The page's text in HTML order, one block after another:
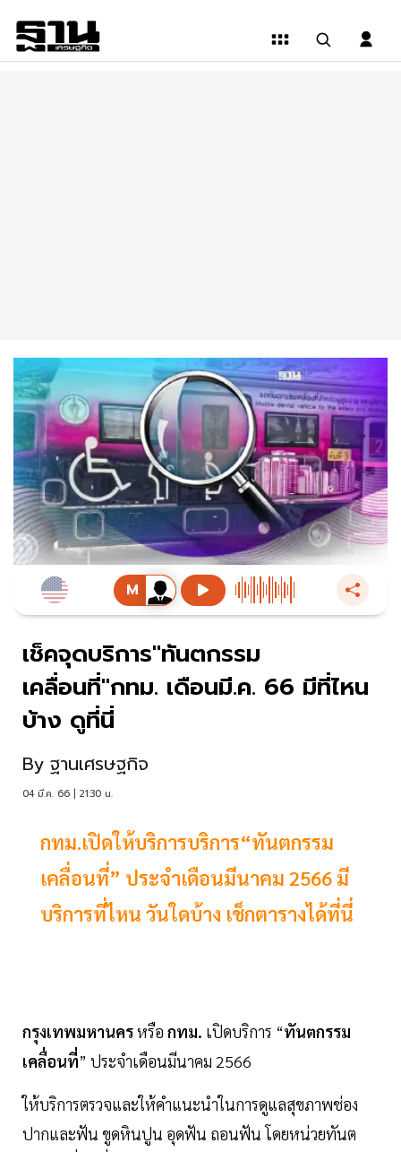
เช็คจุดบริการ"ทันตกรรม
เคลื่อนที่"กทม. เดือนมี.ค. 66 มีที่ไหน
บ้าง ดูที่นี่
By ฐานเศรษฐกิจ
04 มี.ค. 66 | 21:30 น.
กทม.เปิดให้บริการบริการ“ทันตกรรม
เคลื่อนที่” ประจำเดือนมีนาคม 2566 มี
บริการที่ไหน วันใดบ้าง เช็กตารางได้ที่นี่
กรุงเทพมหานครหรือ กทม. เปิดบริการ “ทันตกรรม
เคลื่อนที่” ประจำเดือนมีนาคม 2566
ให้บริการตรวจและให้คำแนะนำในการดูแลสุขภาพช่อง
ปากและฟัน ขูดหินปูน อุดฟัน ถอนฟัน โดยหน่วยทันต